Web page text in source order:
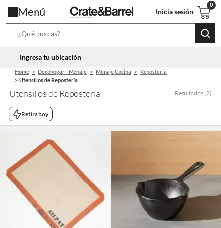
Menú Inicia sesión
Bar
location-
Ingresa tu ubicación
Home Decohogar - Menaje Menaje Cocina
Reposteria
Utensilios de Repostería
Utensilios de Repostería Resultados (2)
Retira hoy